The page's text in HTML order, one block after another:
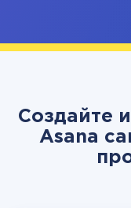
Создайте
Asana